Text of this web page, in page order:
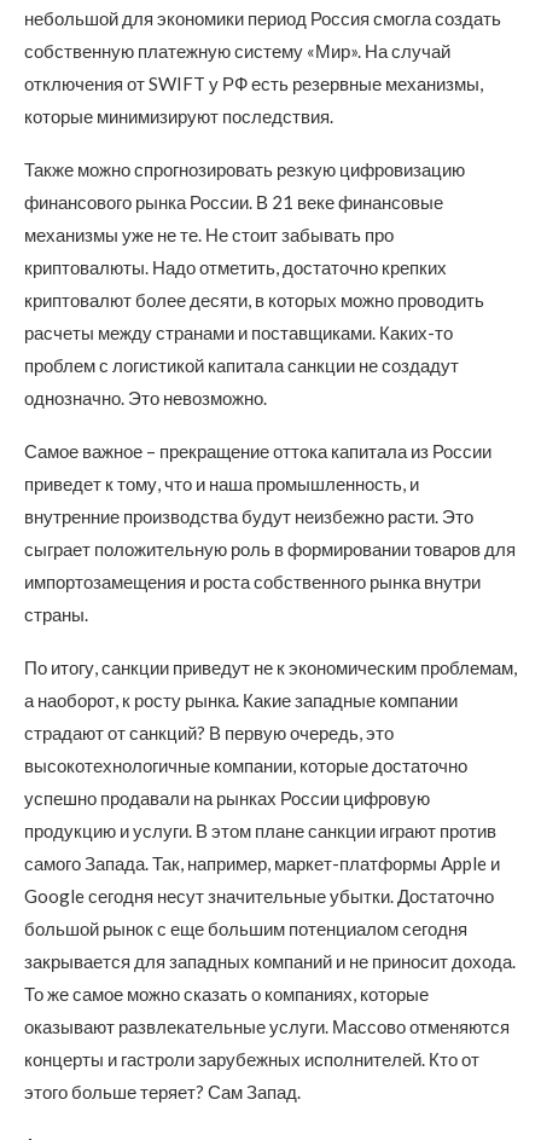
небольшой для экономики период Россия смогла создать
собственную платежную систему «Мир». На случай
отключения от SWIFT у РФ есть резервные механизмы,
которые минимизируют последствия.
Также можно спрогнозировать резкую цифровизацию
финансового рынка России. В 21 веке финансовые
механизмы уже не те. Не стоит забывать про
криптовалюты. Надо отметить, достаточно крепких
криптовалют более десяти, в которых можно проводить
расчеты между странами и поставщиками. Каких-то
проблем с логистикой капитала санкции не создадут
однозначно. Это невозможно.
Самое важное – прекращение оттока капитала из России
приведет к тому, что и наша промышленность, и
внутренние производства будут неизбежно расти. Это
сыграет положительную роль в формировании товаров для
импортозамещения и роста собственного рынка внутри
страны.
По итогу, санкции приведут не к экономическим проблемам,
а наоборот, к росту рынка. Какие западные компании
страдают от санкций? В первую очередь, это
высокотехнологичные компании, которые достаточно
успешно продавали на рынках России цифровую
продукцию и услуги. В этом плане санкции играют против
самого Запада. Так, например, маркет-платформы Apple и
Google сегодня несут значительные убытки. Достаточно
большой рынок с еще большим потенциалом сегодня
закрывается для западных компаний и не приносит дохода.
То же самое можно сказать о компаниях, которые
оказывают развлекательные услуги. Массово отменяются
концерты и гастроли зарубежных исполнителей. Кто от
этого больше теряет? Сам Запад.